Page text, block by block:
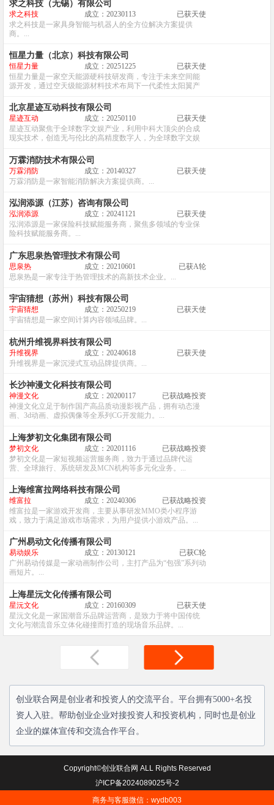
求之科技（无锡）有限公司
求之科技 成立：20230113
已获天使
求之科技是一家具身智能与机器人的全方位解决方案提供
商。...
恒星力量（北京）科技有限公司
恒星力量 成立：20251225
已获天使
恒星力量是一家空天能源硬科技研发商，专注于未来空间能
源开发，通过空天级能源材料技术布局下一代柔性太阳翼产
北京星迹互动科技有限公司
星迹互动 成立：20250110
已获天使
星迹互动聚焦于全球数字文娱产业，利用中科大顶尖的合成
现实技术，创造无与伦比的高精度数字人，为全球数字文娱
万霖消防技术有限公司
万霖消防 成立：20140327
已获天使
万霖消防是一家智能消防解决方案提供商。...
泓润添源（江苏）咨询有限公司
泓润添源 成立：20241121
已获天使
泓润添源是一家保险科技赋能服务商，聚焦多领域的专业保
险科技赋能服务商。...
广东思泉热管理技术有限公司
思泉热 成立：20210601
已获A轮
思泉热是一家专注于热管理技术的高新技术企业。...
宇宙猜想（苏州）科技有限公司
宇宙猜想 成立：20250219
已获天使
宇宙猜想是一家空间计算内容领域品牌。...
杭州升维视界科技有限公司
升维视界 成立：20240618
已获天使
升维视界是一家沉浸式互动品牌提供商。...
长沙神漫文化科技有限公司
神漫文化 成立：20200117
已获战略投资
神漫文化立足于制作国产高品质动漫影视产品，拥有动态漫
画、3d动画、虚拟偶像等全系列CG开发能力。...
上海梦初文化集团有限公司
梦初文化 成立：20201116
已获战略投资
梦初文化是一家短视频运营服务商，致力于通过品牌代运
营、全球旅行、系统研发及MCN机构等多元化业务。...
上海维富拉网络科技有限公司
维富拉 成立：20240306
已获战略投资
维富拉是一家游戏开发商，主要从事研发MMO类小程序游
戏，致力于满足游戏市场需求，为用户提供小游戏产品。...
广州易动文化传播有限公司
易动娱乐 成立：20130121
已获C轮
广州易动传媒是一家动画制作公司，主打产品为“包强”系列动
画短片。...
上海星沅文化传播有限公司
星沅文化 成立：20160309
已获天使
星沅文化是一家国潮音乐品牌运营商，是致力于将中国传统
文化与潮流音乐立体化碰撞而打造的现场音乐品牌。...
创业联合网是创业者和投资人的交流平台。平台拥有5000+名投
资人入驻。帮助创业企业对接投资人和投资机构，同时也是创业
企业的媒体宣传和交流合作平台。
Copyright©创业联合网 ALL Rights Reserved
沪ICP备2024089025号-2
商务与客服微信：wydb003